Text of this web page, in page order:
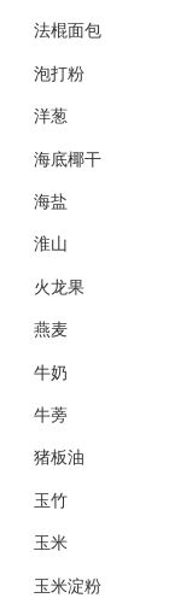
法棍面包
泡打粉
洋葱
海底椰干
海盐
淮山
火龙果
燕麦
牛奶
牛蒡
猪板油
玉竹
玉米
玉米淀粉